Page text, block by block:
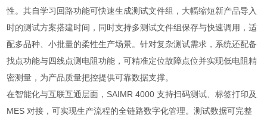
性。其自学习回路功能可快速生成测试文件组，大幅缩短新产品导入
时的测试方案搭建时间，同时支持多测试文件组保存与快速调用，适
配多品种、小批量的柔性生产场景。针对复杂测试需求，系统还配备
找点功能与四线点测电阻功能，可精准定位故障点位并实现低电阻精
密测量，为产品质量把控提供可靠数据支撑。
在智能化与互联互通层面，SAIMR 4000 支持扫码测试、标签打印及
MES 对接，可实现生产流程的全链路数字化管理。测试数据可完整